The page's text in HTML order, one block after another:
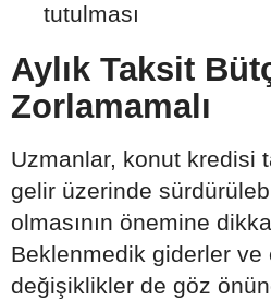
tutulması
Aylık Taksit
Zorlamamalı
Uzmanlar, konut kredisi
gelir üzerinde
olmasının önemine
Beklenmedik giderler ve
değişiklikler de göz